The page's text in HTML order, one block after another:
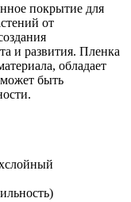
покрытие для
от
и развития. Пленка
обладает
быть